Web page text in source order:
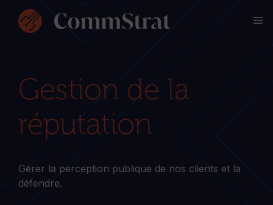
contenu
Gestion de la
réputation
Gérer la perception publique de nos clients et la
défendre.